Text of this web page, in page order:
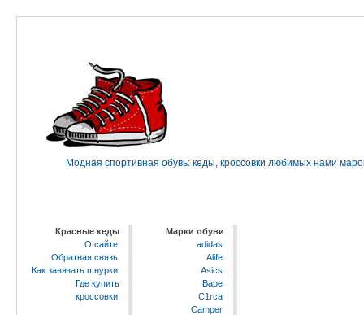
Модная спортивная обувь: кеды, кроссовки любимых нами
Красные кеды
О сайте
Обратная связь
Как завязать шнурки
Где купить
кроссовки
Марки обуви
adidas
Alife
Asics
Bape
C1rca
Camper